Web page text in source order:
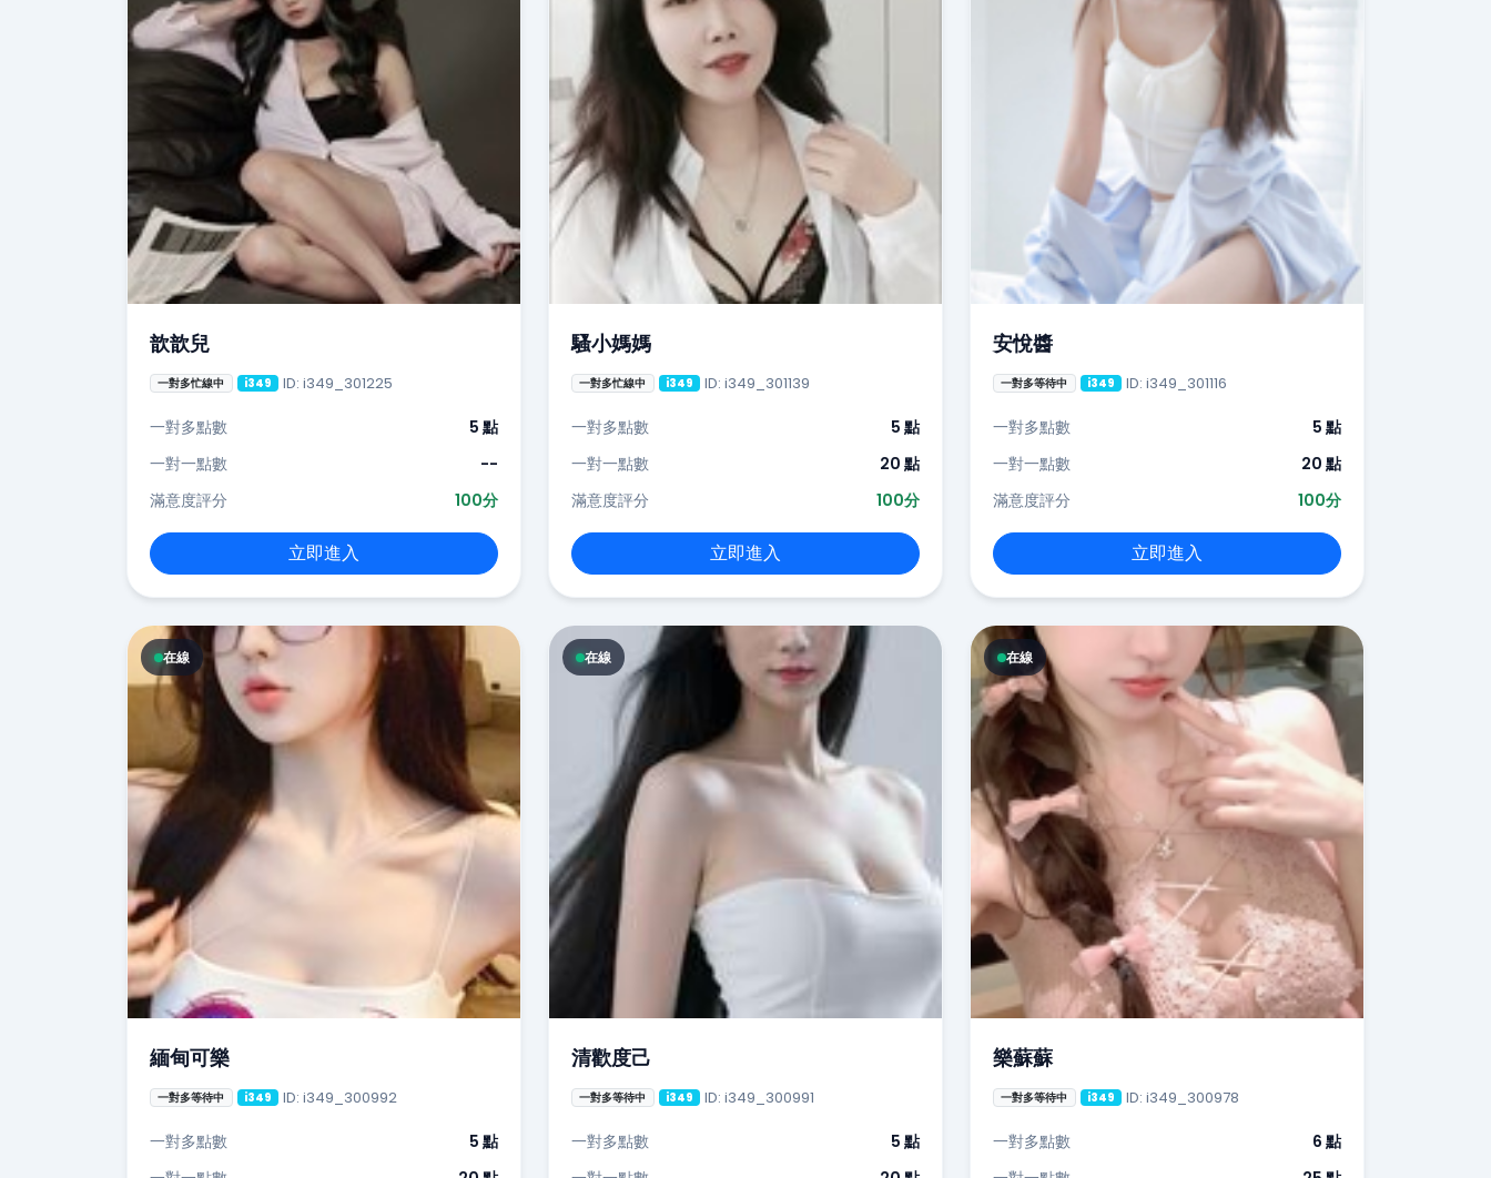
歆歆兒
一對多忙線中 i349 ID: i349_301225
一對多點數
5 點
一對一點數
--
滿意度評分
100分
立即進入
騷小媽媽
一對多忙線中 i349 ID: i349_301139
一對多點數
5 點
一對一點數
20 點
滿意度評分
100分
立即進入
安悅醬
一對多等待中 i349 ID: i349_301116
一對多點數
5 點
一對一點數
20 點
滿意度評分
100分
立即進入
在線
緬甸可樂
一對多等待中 i349 ID: i349_300992
一對多點數
5 點
在線
清歡度己
一對多等待中 i349 ID: i349_300991
一對多點數
5 點
在線
樂蘇蘇
一對多等待中 i349 ID: i349_300978
一對多點數
6 點